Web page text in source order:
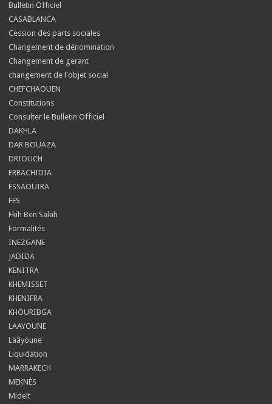
Bulletin Officiel
CASABLANCA
Cession des parts sociales
Changement de dénomination
Changement de gerant
changement de l'objet social
CHEFCHAOUEN
Constitutions
Consulter le Bulletin Officiel
DAKHLA
DAR BOUAZA
DRIOUCH
ERRACHIDIA
ESSAOUIRA
FES
Fkih Ben Salah
Formalités
INEZGANE
JADIDA
KENITRA
KHEMISSET
KHENIFRA
KHOURIBGA
LAAYOUNE
Laâyoune
Liquidation
MARRAKECH
MEKNÈS
Midelt